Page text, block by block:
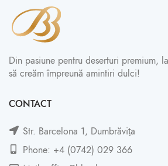
Din pasiune pentru deserturi premium,
să creăm împreună amintiri dulci!
CONTACT
Str. Barcelona 1, Dumbrăvița
Phone: +4 (0742) 029 366